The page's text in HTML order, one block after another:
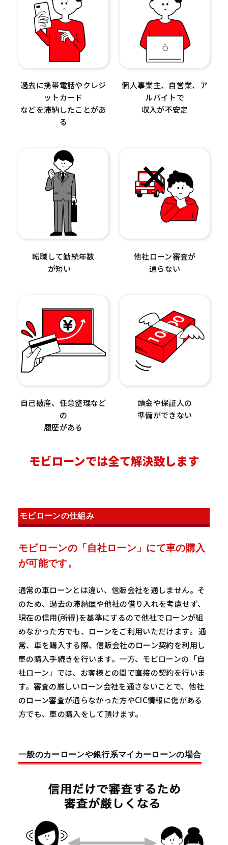
過去に携帯電話やクレジ
ットカード
などを滞納したことがあ
る
個人事業主、自営業、ア
ルバイトで
収入が不安定
転職して勤続年数
が短い
他社ローン審査が
通らない
自己破産、任意整理など
の
履歴がある
頭金や保証人の
準備ができない
モビローンでは全て解決致します
モビローンの仕組み
モビローンの「自社ローン」にて車の購入
が可能です。
通常の車ローンとは違い、信販会社を通しません。そ
のため、過去の滞納歴や他社の借り入れを考慮せず、
現在の信用(所得)を基準にするので他社でローンが組
めなかった方でも、ローンをご利用いただけます。 通
常、車を購入する際、信販会社のローン契約を利用し
車の購入手続きを行います。一方、モビローンの「自
社ローン」では、お客様との間で直接の契約を行いま
す。審査の厳しいローン会社を通さないことで、他社
のローン審査が通らなかった方やCIC情報に傷がある
方でも、車の購入をして頂けます。
一般のカーローンや銀行系マイカーローンの場合